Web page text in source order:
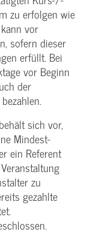
zu erfolgen wie
vor
sofern dieser
erfüllt. Bei
vor Beginn
der
sich vor,
Mindest­
ein Referent
zu
gezahlte